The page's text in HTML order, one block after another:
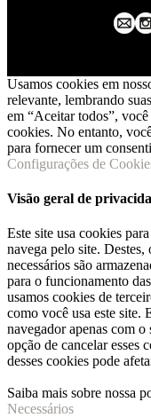
Usamos cookies em
relevante, lembrando
em “Aceitar todos”,
cookies. No entanto,
para fornecer um
Configurações de
Visão geral de
Este site usa cookies
navega pelo site. Destes,
necessários são
para o funcionamento
usamos cookies de
como você usa este site.
navegador apenas com
opção de cancelar esses
desses cookies pode
Saiba mais sobre nossa
Necessários